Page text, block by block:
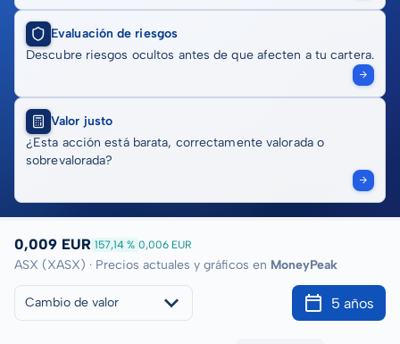
Evaluación de riesgos
Descubre riesgos ocultos antes de que afecten a tu cartera.
Valor justo
¿Esta acción está barata, correctamente valorada o
sobrevalorada?
0,009 EUR 157,14 % 0,006 EUR
ASX (XASX) · Precios actuales y gráficos en MoneyPeak
Cambio de valor 5 años